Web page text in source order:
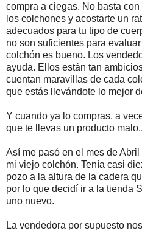
compra a ciegas. No basta
los colchones y acostarte un
adecuados para tu tipo de
no son suficientes para
colchón es bueno. Los
ayuda. Ellos están tan
cuentan maravillas de cada
que estás llevándote lo mejor
Y cuando ya lo compras, a
que te llevas un producto
Así me pasó en el mes de
mi viejo colchón. Tenía casi
pozo a la altura de la cadera
por lo que decidí ir a la tienda
uno nuevo.
La vendedora por supuesto